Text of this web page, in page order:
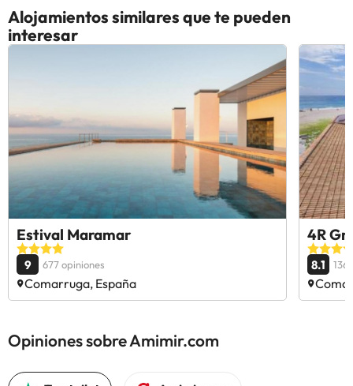
Alojamientos similares que te pueden
interesar
Estival Maramar
9 677 opiniones
Comarruga, España
4R
8.1
Opiniones sobre Amimir.com